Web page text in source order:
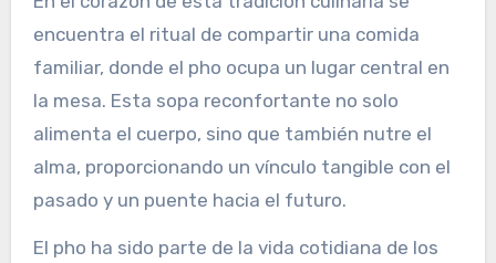
encuentra el ritual de compartir una comida
familiar, donde el pho ocupa un lugar central en
la mesa. Esta sopa reconfortante no solo
alimenta el cuerpo, sino que también nutre el
alma, proporcionando un vínculo tangible con el
pasado y un puente hacia el futuro.
El pho ha sido parte de la vida cotidiana de los